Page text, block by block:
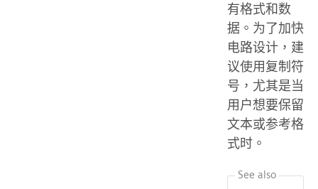
有格式和数
据。为了加快
电路设计，建
议使用复制符
号，尤其是当
用户想要保留
文本或参考格
式时。
See also